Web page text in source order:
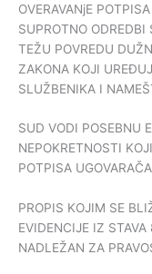
OVERAVANjE
SUPROTNO ODREDBI
TEŽU POVREDU
ZAKONA KOJI
SLUŽBENIKA I
SUD VODI POSEBNU
NEPOKRETNOSTI
POTPISA
PROPIS KOJIM SE
EVIDENCIJE IZ
NADLEŽAN ZA